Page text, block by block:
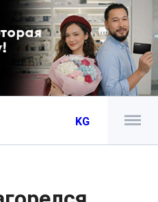
KG